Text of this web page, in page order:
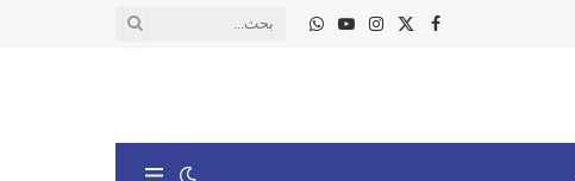
فيسبوك
X
الانستغرام
يوتيوبواتساب